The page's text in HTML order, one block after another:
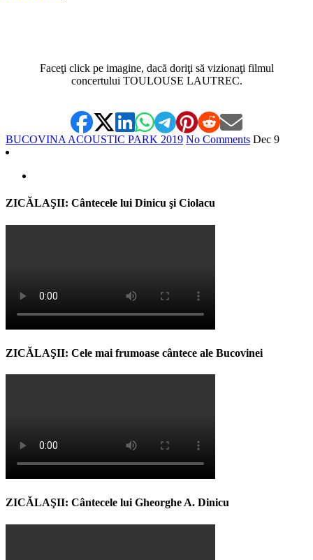
Faceţi click pe imagine, dacă doriţi să vizionaţi filmul
concertului TOULOUSE LAUTREC.
BUCOVINA ACOUSTIC PARK 2019 No Comments Dec 9
ZICĂLAŞII: Cântecele lui Dinicu şi Ciolacu
ZICĂLAŞII: Cele mai frumoase cântece ale Bucovinei
ZICĂLAŞII: Cântecele lui Gheorghe A. Dinicu